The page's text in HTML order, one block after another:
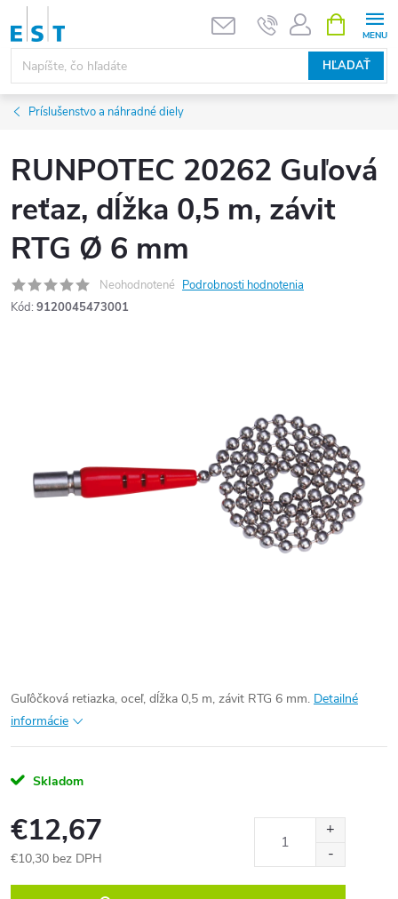
Prejsť
obsah
HĽADAŤ
KOŠÍK
Príslušenstvo a náhradné diely
RUNPOTEC 20262 Guľová
reťaz, dĺžka 0,5 m, závit
RTG Ø 6 mm
Neohodnotené Podrobnosti hodnotenia
Kód: 9120045473001
Guľôčková retiazka, oceľ, dĺžka 0,5 m, závit RTG 6 mm. Detailné
informácie
Skladom
€12,67
€10,30 bez DPH